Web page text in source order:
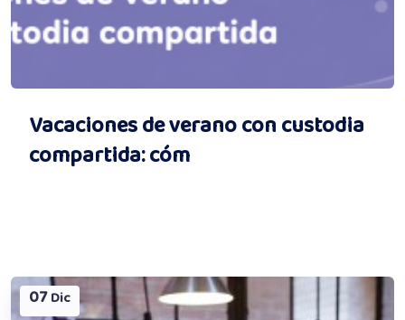
Vacaciones de verano con custodia
compartida: cóm
07Dic